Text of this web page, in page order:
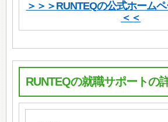
＞＞＞RUNTEQの公式ホーム
＜＜
RUNTEQの就職サポートの